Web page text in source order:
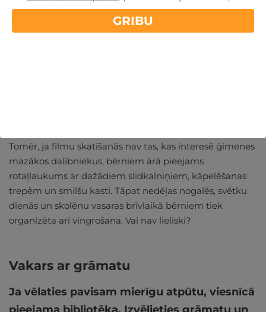
Tomēr, ja filmu skatīšanās nav tas, kas interesē ģimenes
mazākos dalībniekus, bērniem ārā pieejams
rotaļlaukums ar dažādiem slidkalniņiem, kāpelēšanas
trepēm un smilšu kasti. Tāpat nedēļas nogalēs, svētku
dienās un skolēnu vasaras brīvlaikā bērniem tiek
organizēta arī vingrošana. Vai nav lieliski?
Vakars ar grāmatu
Ja vēlaties pavisam mierīgu atpūtu, viesnīcā
GRIBU